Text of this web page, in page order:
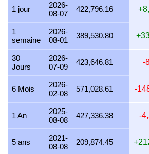
25 juillet 2026 12,506,006.97
24 juillet 2026 12,657,622.56
23 juillet 2026 12,554,454.66
22 juillet 2026 12,893,200.83
21 juillet 2026 12,693,045.12
20 juillet 2026 12,473,264.00
19 juillet 2026 12,493,882.71
18 juillet 2026 12,493,882.71
17 juillet 2026 12,668,357.23
1 jour
2026-
08-07
422,796.16
1
semaine
2026-
08-01
389,530.80
30
Jours
2026-
07-09
423,646.81 -
6 Mois
2026-
02-08
571,028.61 -
1 An
2025-
08-08
427,336.38 -
5 ans
2021-
08-08
209,874.45